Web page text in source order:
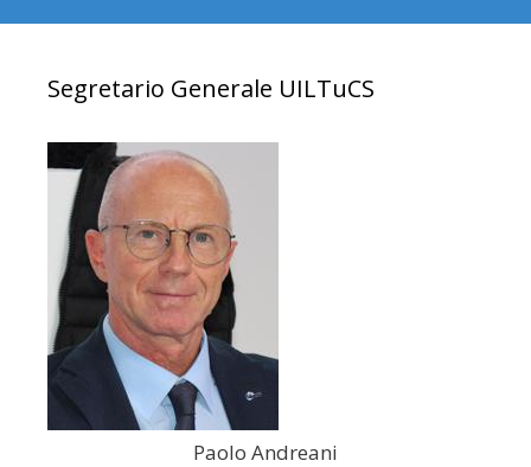
Segretario Generale UILTuCS
Paolo Andreani